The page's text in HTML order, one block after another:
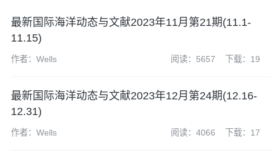
最新国际海洋动态与文献2023年11月第21期(11.1-
11.15)
作者：Wells 阅读：5657 下载：19
最新国际海洋动态与文献2023年12月第24期(12.16-
12.31)
作者：Wells 阅读：4066 下载：17